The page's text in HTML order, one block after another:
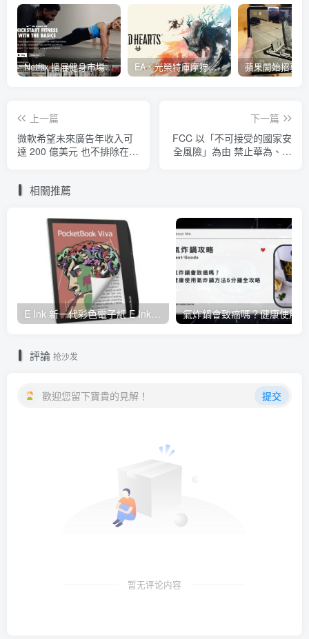
Netflix 擴展健身市場 與 Nike 合作推出《Nike Training Club》系列健身影片 EA、光榮特庫摩狩獵冒險遊戲《WILD HEARTS》公布「強大化獸」宣傳影片
上一篇
微軟希望未來廣告年收入可
達 200 億美元 也不排除在
下一篇
FCC 以「不可接受的國家安
全風險」為由 禁止華為、中
相關推薦
E Ink 新一代彩色電子紙 E Ink Gallery 3 量產，多家閱讀器品牌採用並將自 2023 年起推出
評論 抢沙发
歡迎您留下寶貴的見解！ 提交
暂无评论内容